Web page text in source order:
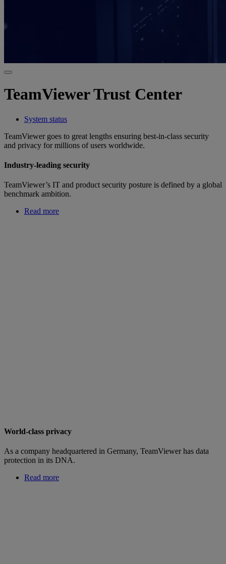
TeamViewer Trust Center
System status
TeamViewer goes to great lengths ensuring best-in-class security
and privacy for millions of users worldwide.
Industry-leading security
TeamViewer’s IT and product security posture is defined by a global
benchmark ambition.
Read more
World-class privacy
As a company headquartered in Germany, TeamViewer has data
protection in its DNA.
Read more